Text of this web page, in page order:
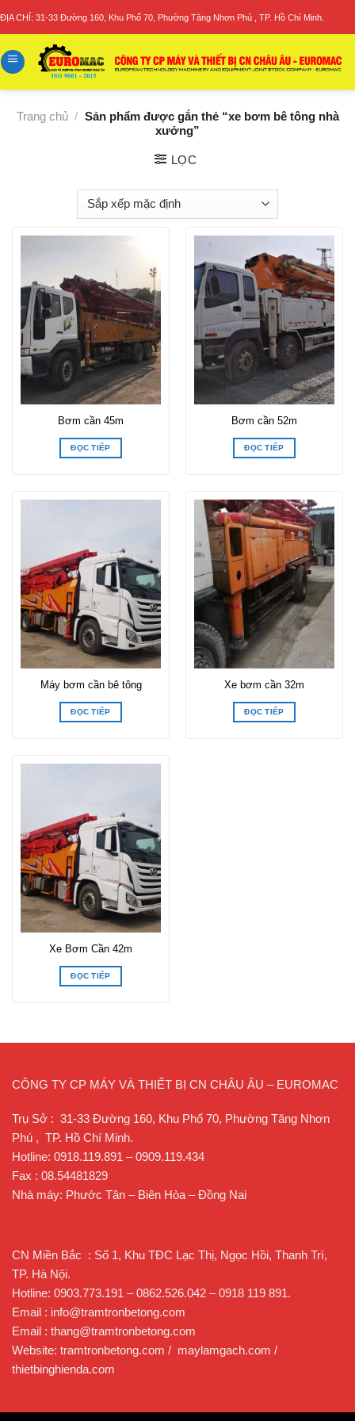
ĐỊA CHỈ: 31-33 Đường 160, Khu Phố 70, Phường Tăng Nhơn Phú , TP. Hồ Chí Minh.
Trang chủ / Sản phẩm được gắn thẻ “xe bơm bê tông nhà
xưởng”
LỌC
Bơm cần 45m
ĐỌC TIẾP
Bơm cần 52m
ĐỌC TIẾP
Máy bơm cần bê tông
ĐỌC TIẾP
Xe bơm cần 32m
ĐỌC TIẾP
Xe Bơm Cần 42m
ĐỌC TIẾP
CÔNG TY CP MÁY VÀ THIẾT BỊ CN CHÂU ÂU – EUROMAC
Trụ Sở : 31-33 Đường 160, Khu Phố 70, Phường Tăng Nhơn
Phú , TP. Hồ Chí Minh.
Hotline: 0918.119.891 – 0909.119.434
Fax : 08.54481829
Nhà máy: Phước Tân – Biên Hòa – Đồng Nai
CN Miền Bắc : Số 1, Khu TĐC Lạc Thị, Ngọc Hồi, Thanh Trì,
TP. Hà Nội.
Hotline: 0903.773.191 – 0862.526.042 – 0918 119 891.
Email : info@tramtronbetong.com
Email : thang@tramtronbetong.com
Website: tramtronbetong.com / maylamgach.com /
thietbinghienda.com